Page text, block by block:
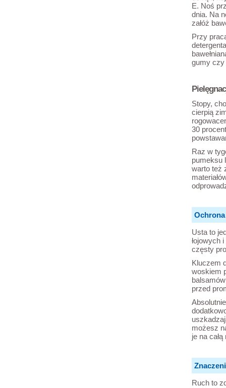
E. Noś
dnia. Na
załóż
Przy
gumy czy
Stopy,
cierpią
30
Raz w
pumeksu
warto też
Usta to
łojowych
częsty
Kluczem
woskiem
przed
możesz
je na całą
Ruch to